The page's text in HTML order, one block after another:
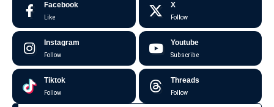
Facebook
Like
X
Follow
Instagram
Follow
Youtube
Subscribe
Tiktok
Follow
Threads
Follow